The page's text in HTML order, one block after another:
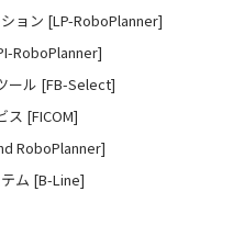
ョン [LP-RoboPlanner]
RoboPlanner]
ール [FB-Select]
ス [FICOM]
RoboPlanner]
ム [B-Line]